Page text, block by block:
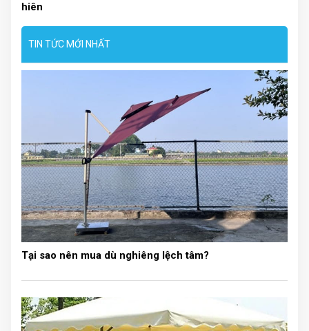
hiên
TIN TỨC MỚI NHẤT
Tại sao nên mua dù nghiêng lệch tâm?